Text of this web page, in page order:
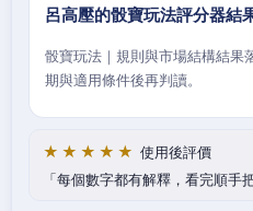
呂高壓的骰寶玩法評分器結
骰寶玩法｜規則與市場結構結果
期與適用條件後再判讀。
★★★★★ 使用後評價
每個數字都有解釋，看完順手